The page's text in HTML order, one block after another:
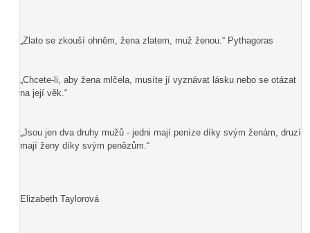
„Zlato se zkouší ohněm, žena zlatem, muž ženou.“ Pythagoras
„Chcete-li, aby žena mlčela, musíte jí vyznávat lásku nebo se otázat
na její věk.“
„Jsou jen dva druhy mužů - jedni mají peníze díky svým ženám, druzí
mají ženy díky svým penězům.“
Elizabeth Taylorová